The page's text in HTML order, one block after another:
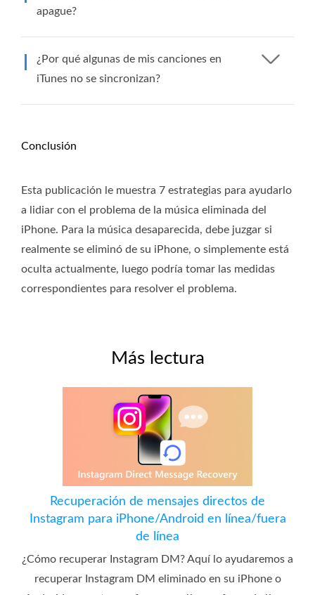
apague?
¿Por qué algunas de mis canciones en
iTunes no se sincronizan?
Conclusión
Esta publicación le muestra 7 estrategias para ayudarlo
a lidiar con el problema de la música eliminada del
iPhone. Para la música desaparecida, debe juzgar si
realmente se eliminó de su iPhone, o simplemente está
oculta actualmente, luego podría tomar las medidas
correspondientes para resolver el problema.
Más lectura
Recuperación de mensajes directos de
Instagram para iPhone/Android en línea/fuera
de línea
¿Cómo recuperar Instagram DM? Aquí lo ayudaremos a
recuperar Instagram DM eliminado en su iPhone o